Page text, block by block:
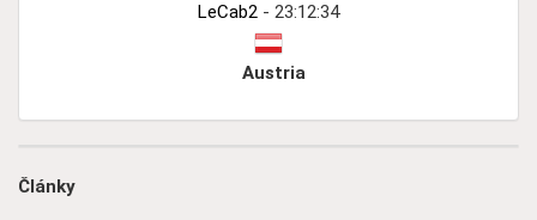
LeCab2 - 23:12:34
Austria
Články